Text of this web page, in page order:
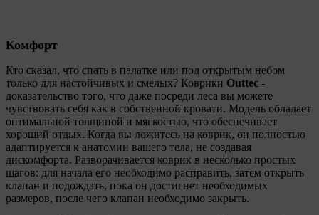
Комфорт
Кто сказал, что спать в палатке или под открытым небом
только для настойчивых и смелых? Коврики Outtec -
доказательство того, что даже посреди леса вы можете
чувствовать себя как в собственной кровати. Модель обладает
оптимальной толщиной и мягкостью, что обеспечивает
хороший отдых. Когда вы ложитесь на коврик, он полностью
адаптируется к анатомии вашего тела, не создавая
дискомфорта. Разворачивается коврик в несколько простых
шагов: для начала его необходимо расправить, затем открыть
клапан и подождать, пока он достигнет необходимых
размеров, после чего клапан необходимо закрыть.